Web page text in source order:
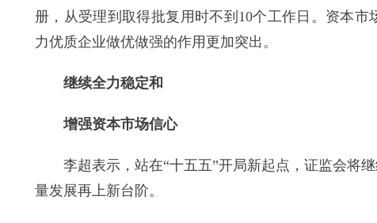
册，从受理到取得批复用时不到10个工作日。资本
力优质企业做优做强的作用更加突出。
继续全力稳定和
增强资本市场信心
李超表示，站在“十五五”开局新起点，证监会将
量发展再上新台阶。